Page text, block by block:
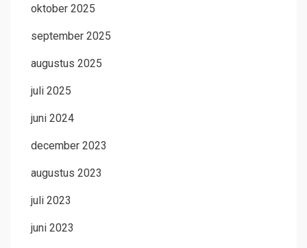
oktober 2025
september 2025
augustus 2025
juli 2025
juni 2024
december 2023
augustus 2023
juli 2023
juni 2023